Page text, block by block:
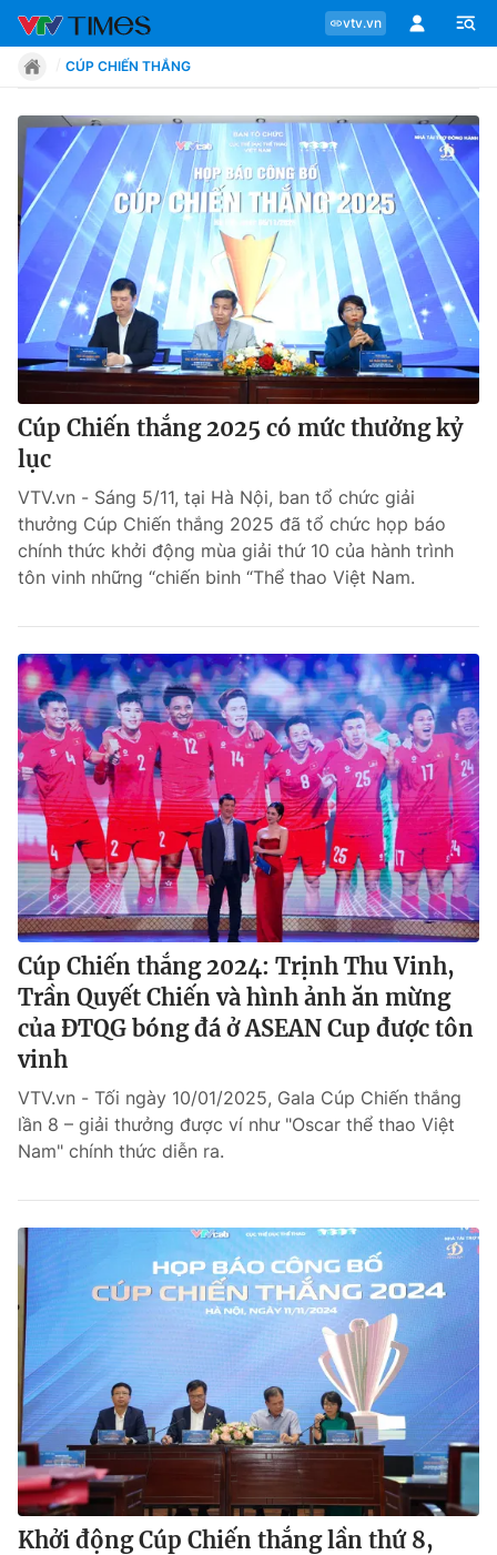
vtv.vn
Chuyên mục
Tin tức
Move
Phong cách
Chân dung
Bóng đá
Các môn khác
VIDEO
Bên lề
CÚP CHIẾN THẮNG
Cúp Chiến thắng 2025 có mức thưởng kỷ
lục
VTV.vn - Sáng 5/11, tại Hà Nội, ban tổ chức giải
thưởng Cúp Chiến thắng 2025 đã tổ chức họp báo
chính thức khởi động mùa giải thứ 10 của hành trình
tôn vinh những “chiến binh “Thể thao Việt Nam.
Cúp Chiến thắng 2024: Trịnh Thu Vinh,
Trần Quyết Chiến và hình ảnh ăn mừng
của ĐTQG bóng đá ở ASEAN Cup được tôn
vinh
VTV.vn - Tối ngày 10/01/2025, Gala Cúp Chiến thắng
lần 8 – giải thưởng được ví như "Oscar thể thao Việt
Nam" chính thức diễn ra.
Khởi động Cúp Chiến thắng lần thứ 8,